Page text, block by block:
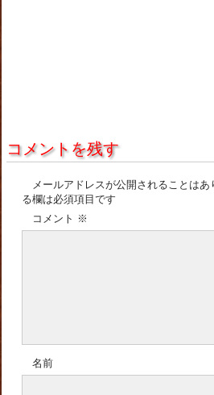
コメントを残す
メールアドレスが公開されることはあ
る欄は必須項目です
コメント ※
名前